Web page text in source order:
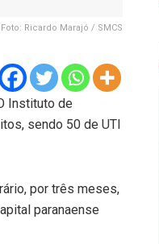
Foto: Ricardo Marajó / SMCS
Instituto de
sendo 50 de UTI
por três meses,
paranaense